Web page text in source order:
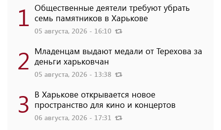
1 Общественные деятели требуют убрать
семь памятников в Харькове
05 августа, 2026 - 16:10
2 Младенцам выдают медали от Терехова за
деньги харьковчан
05 августа, 2026 - 13:38
3 В Харькове открывается новое
пространство для кино и концертов
06 августа, 2026 - 17:31